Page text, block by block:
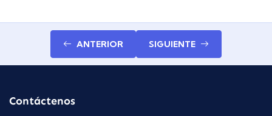
ANTERIOR SIGUIENTE
Contáctenos